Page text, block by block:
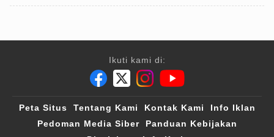
Ikuti kami di:
Peta Situs Tentang Kami Kontak Kami
Info Iklan
Pedoman Media Siber
Panduan Kebijakan